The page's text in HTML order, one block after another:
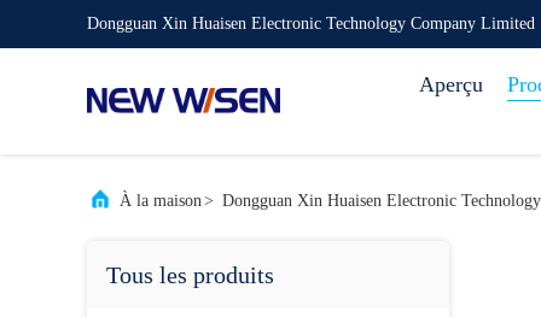
Dongguan Xin Huaisen Electronic Technology Company Limited
Aperçu
À la maison> Dongguan Xin Huaisen Electronic
Tous les produits